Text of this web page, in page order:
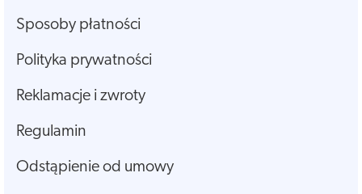
Sposoby płatności
Polityka prywatności
Reklamacje i zwroty
Regulamin
Odstąpienie od umowy